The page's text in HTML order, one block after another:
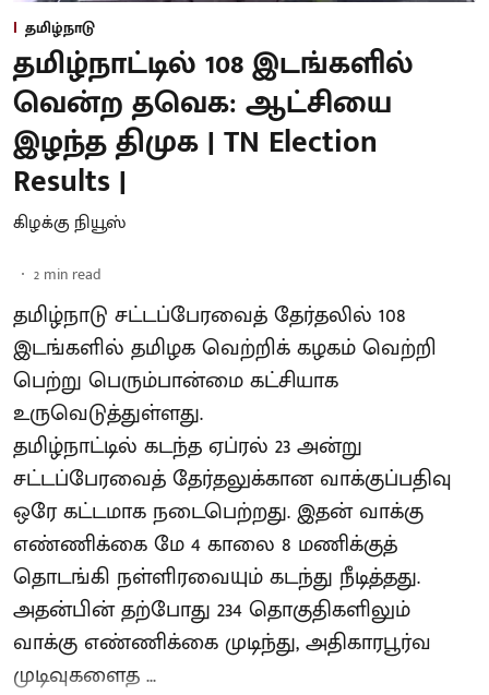
தமிழ்நாடு
தமிழ்நாட்டில் 108 இடங்களில்
வென்ற தவெக: ஆட்சியை
இழந்த திமுக | TN Election
Results |
கிழக்கு நியூஸ்
2 min read
தமிழ்நாடு சட்டப்பேரவைத் தேர்தலில் 108
இடங்களில் தமிழக வெற்றிக் கழகம் வெற்றி
பெற்று பெரும்பான்மை கட்சியாக
உருவெடுத்துள்ளது.
தமிழ்நாட்டில் கடந்த ஏப்ரல் 23 அன்று
சட்டப்பேரவைத் தேர்தலுக்கான வாக்குப்பதிவு
ஒரே கட்டமாக நடைபெற்றது. இதன் வாக்கு
எண்ணிக்கை மே 4 காலை 8 மணிக்குத்
தொடங்கி நள்ளிரவையும் கடந்து நீடித்தது.
அதன்பின் தற்போது 234 தொகுதிகளிலும்
வாக்கு எண்ணிக்கை முடிந்து, அதிகாரபூர்வ
முடிவுகளைத ...